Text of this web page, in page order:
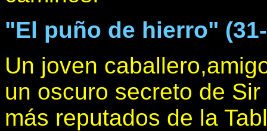
"El puño de hierro"
Un joven
un oscuro secreto de
más reputados de la